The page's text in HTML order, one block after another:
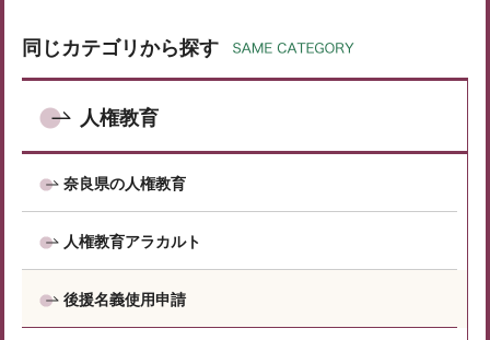
同じカテゴリから探す
人権教育
奈良県の人権教育
人権教育アラカルト
後援名義使用申請